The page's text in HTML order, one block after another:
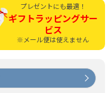
プレゼントにも最適！
ギフトラッピングサー
ビス
※メール便は使えません